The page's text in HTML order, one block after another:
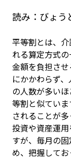
読み： びょう
平等割とは、
れる算定方式
金額を負担さ
にかかわらず
の人数が多い
等割と似てい
されることが
投資や資産運
すが、毎月の
め、把握してお